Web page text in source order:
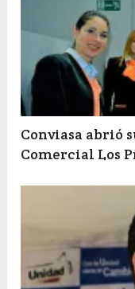
Conviasa abrió
Comercial Los